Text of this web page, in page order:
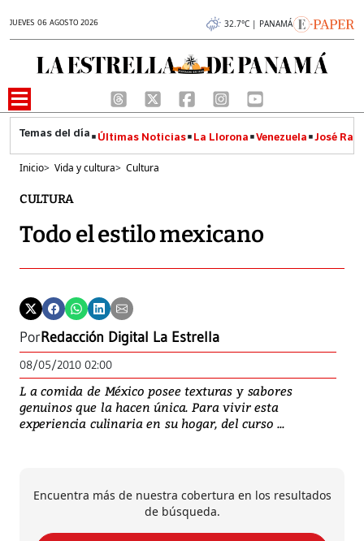
JUEVES 06 AGOSTO 2026 32.7°C | PANAMÁ
Últimas Noticias La Llorona Venezuela José
Inicio> Vida y cultura> Cultura
CULTURA
Todo el estilo mexicano
PorRedacción Digital La Estrella
08/05/2010 02:00
L a comida de México posee texturas y sabores
genuinos que la hacen única. Para vivir esta
experiencia culinaria en su hogar, del curso ...
Encuentra más de nuestra cobertura en los resultados
de búsqueda.